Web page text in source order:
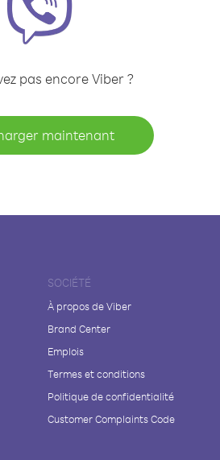
pas encore Viber ?
maintenant
SOCIÉTÉ
À propos de Viber
Brand Center
Emplois
Termes et conditions
Politique de confidentialité
Customer Complaints Code